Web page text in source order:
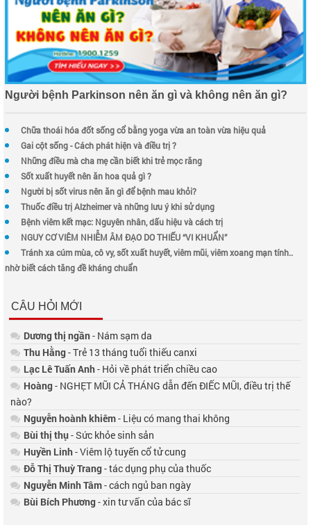
Người bệnh Parkinson nên ăn gì và không nên ăn gì?
Chữa thoái hóa đốt sống cổ bằng yoga vừa an toàn vừa hiệu quả
Gai cột sống - Cách phát hiện và điều trị ?
Những điều mà cha mẹ cần biết khi trẻ mọc răng
Sốt xuất huyết nên ăn hoa quả gì ?
Người bị sốt virus nên ăn gì để bệnh mau khỏi?
Thuốc điều trị Alzheimer và những lưu ý khi sử dụng
Bệnh viêm kết mạc: Nguyên nhân, dấu hiệu và cách trị
NGUY CƠ VIÊM NHIỄM ÂM ĐẠO DO THIẾU “VI KHUẨN”
Tránh xa cúm mùa, cô vy, sốt xuất huyết, viêm mũi, viêm xoang mạn tính..
nhờ biết cách tăng đề kháng chuẩn
CÂU HỎI MỚI
Dương thị ngần- Nám sạm da
Thu Hằng- Trẻ 13 tháng tuổi thiếu canxi
Lạc Lê Tuấn Anh- Hỏi về phát triển chiều cao
Hoàng- NGHẸT MŨI CẢ THÁNG dẫn đến ĐIẾC MŨI, điều trị thế
nào?
Nguyễn hoành khiêm- Liệu có mang thai không
Bùi thị thụ- Sức khỏe sinh sản
Huyền Linh- Viêm lộ tuyến cổ tử cung
Đỗ Thị Thuỳ Trang- tác dụng phụ của thuốc
Nguyễn Minh Tâm- cách ngủ ban ngày
Bùi Bích Phương- xin tư vấn của bác sĩ